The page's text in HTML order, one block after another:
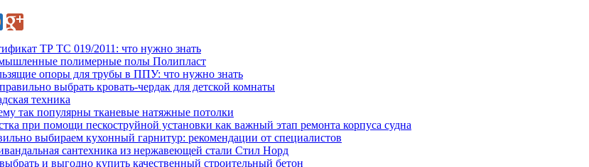
ТР ТС 019/2011: что нужно знать
полимерные полы Полипласт
опоры для трубы в ППУ: что нужно знать
выбрать кровать-чердак для детской комнаты
техника
так популярны тканевые натяжные потолки
при помощи пескоструйной установки как важный этап ремонта корпуса судна
выбираем кухонный гарнитур: рекомендации от специалистов
сантехника из нержавеющей стали Стил Норд
и выгодно купить качественный строительный бетон